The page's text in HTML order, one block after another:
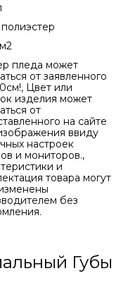
пледа может
от заявленного
Цвет или
изделия может
от
на сайте
ввиду
настроек
и мониторов.,
и
товара могут
без
Губы